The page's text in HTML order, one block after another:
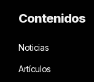
Contenidos
Noticias
Artículos